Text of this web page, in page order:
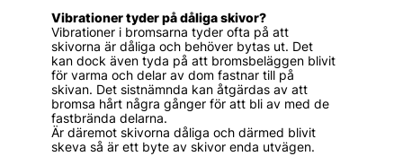
Vibrationer tyder på dåliga skivor?
Vibrationer i bromsarna tyder ofta på att
skivorna är dåliga och behöver bytas ut. Det
kan dock även tyda på att bromsbeläggen blivit
för varma och delar av dom fastnar till på
skivan. Det sistnämnda kan åtgärdas av att
bromsa hårt några gånger för att bli av med de
fastbrända delarna.
Är däremot skivorna dåliga och därmed blivit
skeva så är ett byte av skivor enda utvägen.